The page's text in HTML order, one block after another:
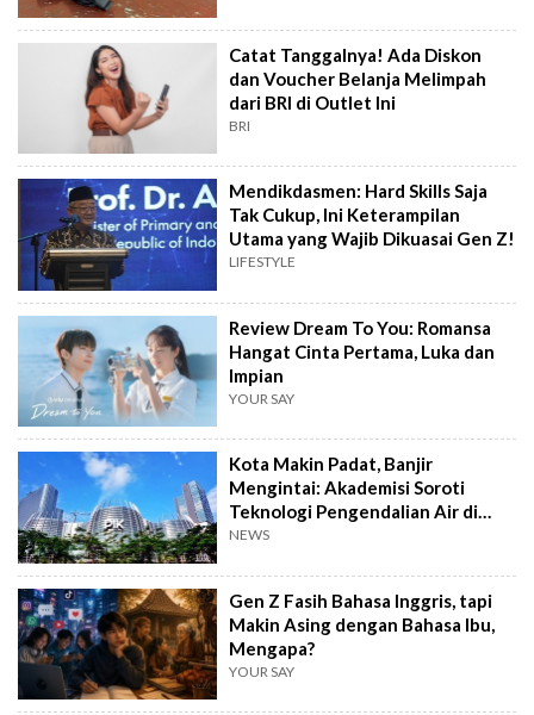
Catat Tanggalnya! Ada Diskon
dan Voucher Belanja Melimpah
dari BRI di Outlet Ini
BRI
Mendikdasmen: Hard Skills Saja
Tak Cukup, Ini Keterampilan
Utama yang Wajib Dikuasai Gen Z!
LIFESTYLE
Review Dream To You: Romansa
Hangat Cinta Pertama, Luka dan
Impian
YOUR SAY
Kota Makin Padat, Banjir
Mengintai: Akademisi Soroti
Teknologi Pengendalian Air di
PIK2
NEWS
Gen Z Fasih Bahasa Inggris, tapi
Makin Asing dengan Bahasa Ibu,
Mengapa?
YOUR SAY